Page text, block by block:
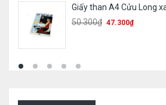
Sổ 360 card cứng/ mềm
78.600₫